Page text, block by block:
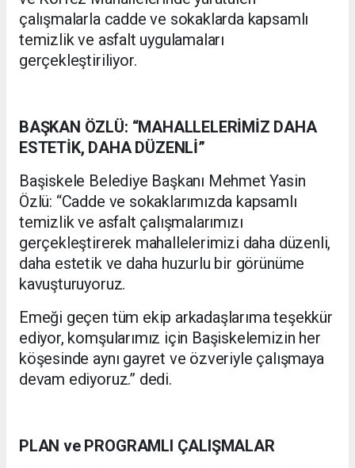
çalışmalarla cadde ve sokaklarda kapsamlı
temizlik ve asfalt uygulamaları
gerçekleştiriliyor.
BAŞKAN ÖZLÜ: “MAHALLELERİMİZ DAHA
ESTETİK, DAHA DÜZENLİ”
Başiskele Belediye Başkanı Mehmet Yasin
Özlü: “Cadde ve sokaklarımızda kapsamlı
temizlik ve asfalt çalışmalarımızı
gerçekleştirerek mahallelerimizi daha düzenli,
daha estetik ve daha huzurlu bir görünüme
kavuşturuyoruz.
Emeği geçen tüm ekip arkadaşlarıma teşekkür
ediyor, komşularımız için Başiskelemizin her
köşesinde aynı gayret ve özveriyle çalışmaya
devam ediyoruz.” dedi.
PLAN ve PROGRAMLI ÇALIŞMALAR